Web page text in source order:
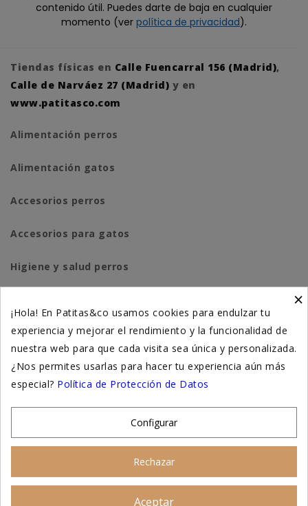
contenido útil. Puedes darte de baja en cualquier
momento (ver política de privacidad).
Tiendas físicas en Calle Fuencarral 156 (Madrid),
Calle de Narváez 27 (Madrid) y en
www.patitasco.com
Alimentación perros
Alimentación gatos
Accesorios perros
Accesorios para gatos
Higiene y salud perros
Suplementación natural
Otros
×
¡Hola! En Patitas&co usamos cookies para endulzar tu
experiencia y mejorar el rendimiento y la funcionalidad de
nuestra web para que cada visita sea única y personalizada.
¿Nos permites usarlas para hacer tu experiencia aún más
especial? Política de Protección de Datos
Configurar
Rechazar
Aceptar